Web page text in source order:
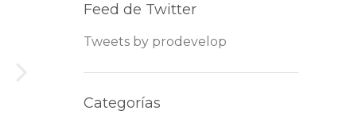
Feed de Twitter
Tweets by prodevelop
Categorías